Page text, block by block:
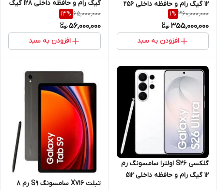
12 گیگ رام و حافظه داخلی 256
گیگ 5G
360,000,000
1%
355,000,000
افزودن به سبد
گیگ رام و حافظه داخلی 128 گیگ
با نمایشگر 8.7 اینچ 5G
65,000,000
13%
56,000,000
افزودن به سبد
گلکسی S26 اولترا سامسونگ رم
12 گیگ رام و حافظه داخلی 512
تبلت X716 سامسونگ S9 رم 8